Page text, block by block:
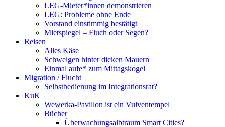
LEG-Mieter*innen demonstrieren
LEG: Probleme ohne Ende
Vorstand einstimmig bestätigt
Mietspiegel – Fluch oder Segen?
Reisen
Alles Käse
Schweigen hinter dicken Mauern
Einmal aufe* zum Mittagskogel
Migration / Flucht
Selbstbedienung im Integrationsrat?
KuK
Wewerka-Pavillon ist ein Vulventempel
Bücher
Überwachungsalbtraum Smart Cities?